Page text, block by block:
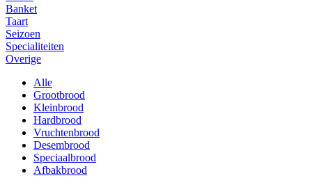
Banket
Taart
Seizoen
Specialiteiten
Overige
Alle
Grootbrood
Kleinbrood
Hardbrood
Vruchtenbrood
Desembrood
Speciaalbrood
Afbakbrood